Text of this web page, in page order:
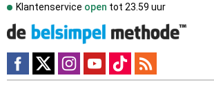
Klantenservice open tot 23.59 uur